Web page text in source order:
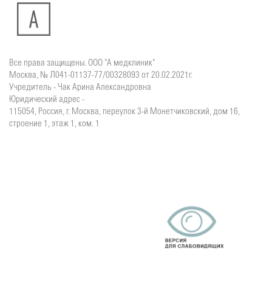
Все права защищены. ООО "А медклиник"
Москва, № Л041-01137-77/00328093 от 20.02.2021г.
Учредитель - Чак Арина Александровна
Юридический адрес -
115054, Россия, г. Москва, переулок 3-й Монетчиковский, дом 16,
строение 1, этаж 1, ком. 1